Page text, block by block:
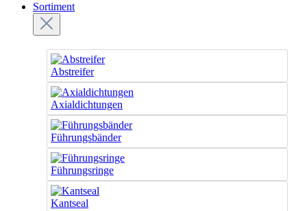
Sortiment
Abstreifer
Axialdichtungen
Führungsbänder
Führungsringe
Kantseal